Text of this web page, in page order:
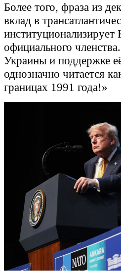
Более того, фраза из
вклад в
официального
Украины и поддержке
однозначно читается
границах 1991 года!»